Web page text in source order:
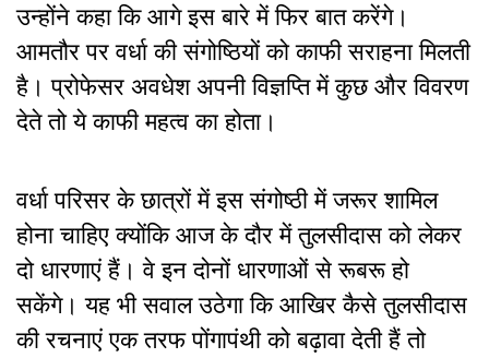
उन्होंने कहा कि आगे इस बारे में फिर बात करेंगे।
आमतौर पर वर्धा की संगोष्ठियों को काफी सराहना मिलती
है। प्रोफेसर अवधेश अपनी विज्ञप्ति में कुछ और विवरण
देते तो ये काफी महत्व का होता।
वर्धा परिसर के छात्रों में इस संगोष्ठी में जरूर शामिल
होना चाहिए क्योंकि आज के दौर में तुलसीदास को लेकर
दो धारणाएं हैं। वे इन दोनों धारणाओं से रूबरू हो
सकेंगे। यह भी सवाल उठेगा कि आखिर कैसे तुलसीदास
की रचनाएं एक तरफ पोंगापंथी को बढ़ावा देती हैं तो